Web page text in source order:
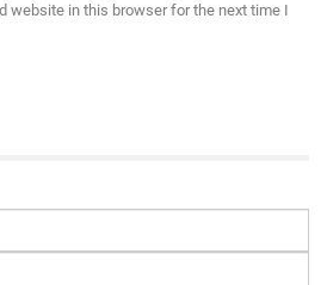
website in this browser for the next time I